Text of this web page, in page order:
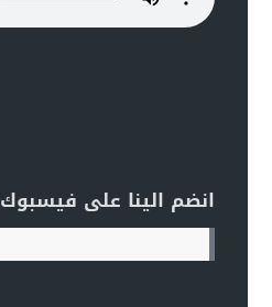
انضم الينا على فيسبوك